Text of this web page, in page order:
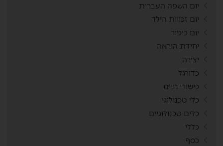
יום השפה העברית
יום זכויות הילד
יום כיפור
יחידת הוראה
יצירה
כדורגל
כישורי חיים
כלי טכנולוגי
כלים טכנולוגיים
כללי
כסף